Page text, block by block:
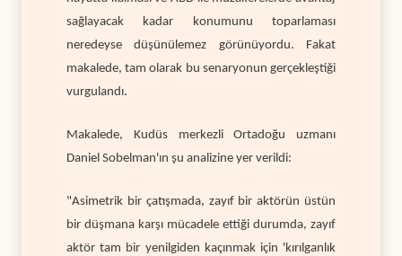
sağlayacak kadar konumunu toparlaması
neredeyse düşünülemez görünüyordu. Fakat
makalede, tam olarak bu senaryonun gerçekleştiği
vurgulandı.
Makalede, Kudüs merkezli Ortadoğu uzmanı
Daniel Sobelman'ın şu analizine yer verildi:
"Asimetrik bir çatışmada, zayıf bir aktörün üstün
bir düşmana karşı mücadele ettiği durumda, zayıf
aktör tam bir yenilgiden kaçınmak için 'kırılganlık